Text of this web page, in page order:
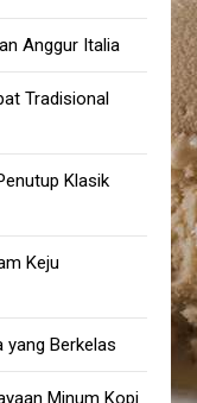
Anggur Italia
Tradisional
Klasik
Keju
yang Berkelas
Minum Kopi